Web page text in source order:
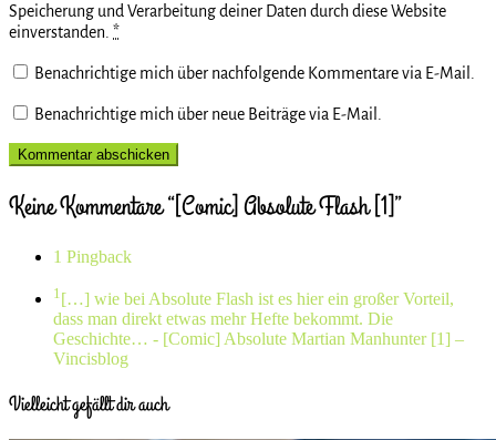
Speicherung und Verarbeitung deiner Daten durch diese Website
einverstanden. *
Benachrichtige mich über nachfolgende Kommentare via E-Mail.
Benachrichtige mich über neue Beiträge via E-Mail.
Keine Kommentare “[Comic] Absolute Flash [1]”
1 Pingback
1 […] wie bei Absolute Flash ist es hier ein großer Vorteil,
dass man direkt etwas mehr Hefte bekommt. Die
Geschichte… - [Comic] Absolute Martian Manhunter [1] –
Vincisblog
Vielleicht gefällt dir auch